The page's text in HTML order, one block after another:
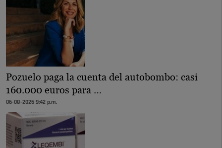
Pozuelo paga la cuenta del autobombo: casi
160.000 euros para …
06-08-2026 9:42 p.m.